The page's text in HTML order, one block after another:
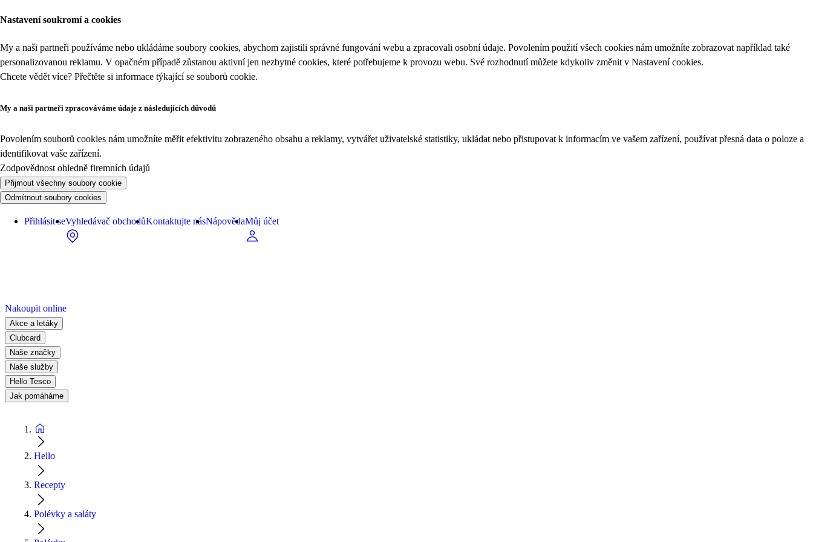
Nastavení soukromí a cookies
My a naši partneři používáme nebo ukládáme soubory cookies, abychom zajistili správné fungování webu a zpracovali osobní údaje. Povolením použití všech cookies nám umožníte zobrazovat například také
personalizovanou reklamu. V opačném případě zůstanou aktivní jen nezbytné cookies, které potřebujeme k provozu webu. Své rozhodnutí můžete kdykoliv změnit v Nastavení cookies.
Chcete vědět více? Přečtěte si informace týkající se souborů cookie.
My a naši partneři zpracováváme údaje z následujících důvodů
Povolením souborů cookies nám umožníte měřit efektivitu zobrazeného obsahu a reklamy, vytvářet uživatelské statistiky, ukládat nebo přistupovat k informacím ve vašem zařízení, používat přesná data o poloze a
identifikovat vaše zařízení.
Zodpovědnost ohledně firemních údajů
Přijmout všechny soubory cookie
Odmítnout soubory cookies
Přihlásit seVyhledávač obchodůKontaktujte násNápovědaMůj účet
Nakoupit online
Akce a letáky
Clubcard
Naše značky
Naše služby
Hello Tesco
Jak pomáháme
Hello
Recepty
Polévky a saláty